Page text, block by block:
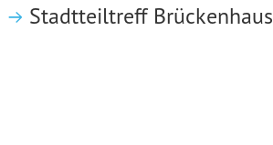
Stadtteiltreff Brückenhaus